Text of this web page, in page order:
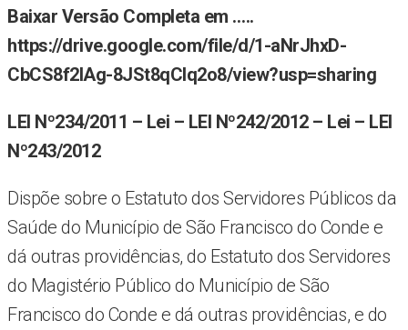
Baixar Versão Completa em …..
https://drive.google.com/file/d/1-aNrJhxD-
CbCS8f2IAg-8JSt8qCIq2o8/view?usp=sharing
LEI Nº234/2011 – Lei – LEI Nº242/2012 – Lei – LEI
Nº243/2012
Dispõe sobre o Estatuto dos Servidores Públicos da
Saúde do Município de São Francisco do Conde e
dá outras providências, do Estatuto dos Servidores
do Magistério Público do Município de São
Francisco do Conde e dá outras providências, e do